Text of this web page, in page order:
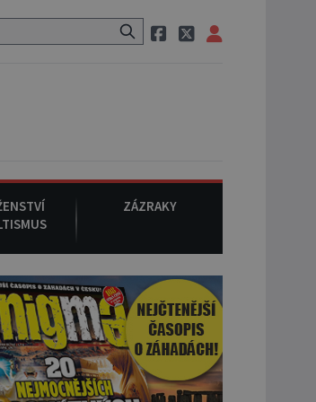
zvláštní psovitá šelma, údajně bájná čupakabra.
ZÁZRAKY